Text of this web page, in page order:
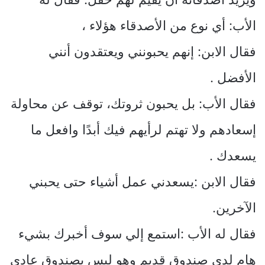
الأب: أي نوع من الأصدقاء هؤلاء ،
فقال الابن: إنهم يحبونني ويعتقدون أنني
الأفضل .
فقال الأب: بل يحبون ثروتك، توقف عن محاولة
إسعادهم ولا تهتم لرأيهم فيك أبدًا وافعل ما
يسعدك .
فقال الابن :يسعدني عمل أشياء حتى يحبني
الآخرين.
فقال له الأب :استمع إلي سوف أخبرك بشيء
هام لدي صندوق قديم وهو ليس بصندوق عادي